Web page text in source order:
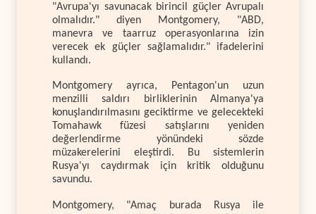
"Avrupa'yı savunacak birincil güçler Avrupalı
olmalıdır." diyen Montgomery, "ABD,
manevra ve taarruz operasyonlarına izin
verecek ek güçler sağlamalıdır." ifadelerini
kullandı.
Montgomery ayrıca, Pentagon'un uzun
menzilli saldırı birliklerinin Almanya'ya
konuşlandırılmasını geciktirme ve gelecekteki
Tomahawk füzesi satışlarını yeniden
değerlendirme yönündeki sözde
müzakerelerini eleştirdi. Bu sistemlerin
Rusya'yı caydırmak için kritik olduğunu
savundu.
Montgomery, "Amaç burada Rusya ile